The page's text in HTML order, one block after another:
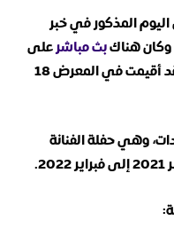
المذكور في خبر
بث مباشرعلى
يوتيوب تظهر فيه الحركة طبيعية، وقد أقيمت في المعرض 18
وهي حفلة الفنانة